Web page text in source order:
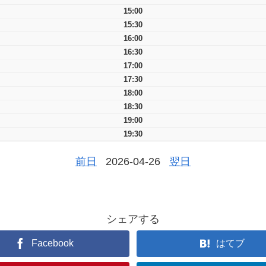
15:00
15:30
16:00
16:30
17:00
17:30
18:00
18:30
19:00
19:30
前日 2026-04-26 翌日
シェアする
Facebook はてブ